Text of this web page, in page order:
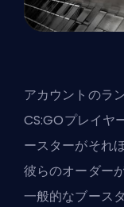
アカウントのラ
CS:GOプレイヤ
ースターがそれ
彼らのオーダー
一般的なブース